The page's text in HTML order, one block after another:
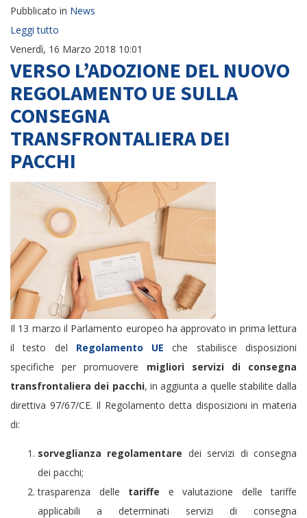
Pubblicato in News
Leggi tutto
Venerdì, 16 Marzo 2018 10:01
VERSO L’ADOZIONE DEL NUOVO
REGOLAMENTO UE SULLA
CONSEGNA
TRANSFRONTALIERA DEI
PACCHI
Il 13 marzo il Parlamento europeo ha approvato in prima lettura
il testo del Regolamento UE che stabilisce disposizioni
specifiche per promuovere migliori servizi di consegna
transfrontaliera dei pacchi, in aggiunta a quelle stabilite dalla
direttiva 97/67/CE. Il Regolamento detta disposizioni in materia
di:
sorveglianza regolamentare dei servizi di consegna
dei pacchi;
trasparenza delle tariffe e valutazione delle tariffe
applicabili a determinati servizi di consegna